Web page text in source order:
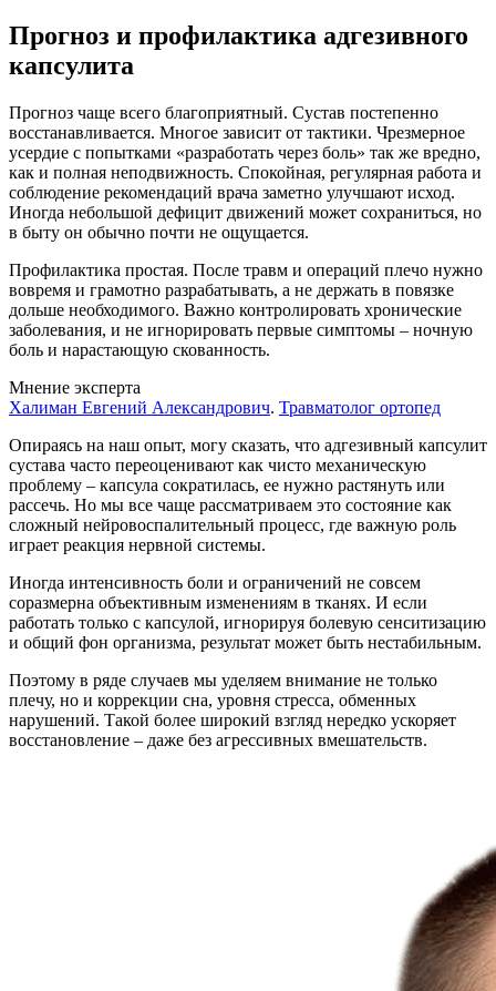
Прогноз и профилактика адгезивного
капсулита
Прогноз чаще всего благоприятный. Сустав постепенно
восстанавливается. Многое зависит от тактики. Чрезмерное
усердие с попытками «разработать через боль» так же вредно,
как и полная неподвижность. Спокойная, регулярная работа и
соблюдение рекомендаций врача заметно улучшают исход.
Иногда небольшой дефицит движений может сохраниться, но
в быту он обычно почти не ощущается.
Профилактика простая. После травм и операций плечо нужно
вовремя и грамотно разрабатывать, а не держать в повязке
дольше необходимого. Важно контролировать хронические
заболевания, и не игнорировать первые симптомы – ночную
боль и нарастающую скованность.
Мнение эксперта
Халиман Евгений Александрович. Травматолог ортопед
Опираясь на наш опыт, могу сказать, что адгезивный капсулит
сустава часто переоценивают как чисто механическую
проблему – капсула сократилась, ее нужно растянуть или
рассечь. Но мы все чаще рассматриваем это состояние как
сложный нейровоспалительный процесс, где важную роль
играет реакция нервной системы.
Иногда интенсивность боли и ограничений не совсем
соразмерна объективным изменениям в тканях. И если
работать только с капсулой, игнорируя болевую сенситизацию
и общий фон организма, результат может быть нестабильным.
Поэтому в ряде случаев мы уделяем внимание не только
плечу, но и коррекции сна, уровня стресса, обменных
нарушений. Такой более широкий взгляд нередко ускоряет
восстановление – даже без агрессивных вмешательств.